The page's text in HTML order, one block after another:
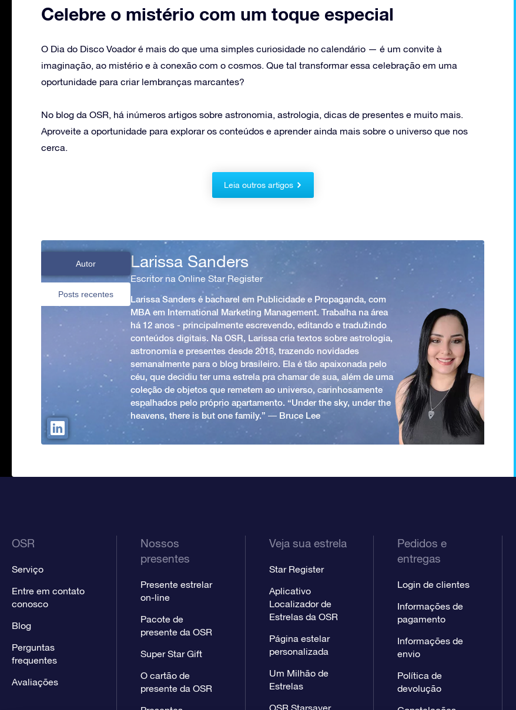
Celebre o mistério com um toque especial
O Dia do Disco Voador é mais do que uma simples curiosidade no calendário — é um convite à
imaginação, ao mistério e à conexão com o cosmos. Que tal transformar essa celebração em uma
oportunidade para criar lembranças marcantes?
No blog da OSR, há inúmeros artigos sobre astronomia, astrologia, dicas de presentes e muito mais.
Aproveite a oportunidade para explorar os conteúdos e aprender ainda mais sobre o universo que nos
cerca.
Leia outros artigos
Autor
Posts recentes
Larissa Sanders
Escritor na Online Star Register
Larissa Sanders é bacharel em Publicidade e Propaganda, com
MBA em International Marketing Management. Trabalha na área
há 12 anos - principalmente escrevendo, editando e traduzindo
conteúdos digitais. Na OSR, Larissa cria textos sobre astrologia,
astronomia e presentes desde 2018, trazendo novidades
semanalmente para o blog brasileiro. Ela é tão apaixonada pelo
céu, que decidiu ter uma estrela pra chamar de sua, além de uma
coleção de objetos que remetem ao universo, carinhosamente
espalhados pelo próprio apartamento. “Under the sky, under the
heavens, there is but one family.” ― Bruce Lee
OSR
Serviço
Entre em contato
conosco
Blog
Perguntas
frequentes
Avaliações
Nossos
presentes
Presente estrelar
on-line
Pacote de
presente da OSR
Super Star Gift
O cartão de
presente da OSR
Veja sua estrela
Star Register
Aplicativo
Localizador de
Estrelas da OSR
Página estelar
personalizada
Um Milhão de
Estrelas
OSR Starsaver
Pedidos e
entregas
Login de clientes
Informações de
pagamento
Informações de
envio
Política de
devolução